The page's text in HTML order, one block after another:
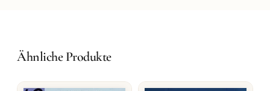
Ähnliche Produkte